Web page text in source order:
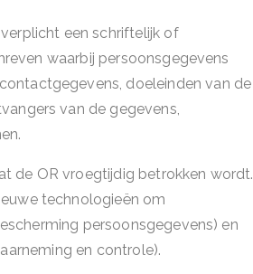
een schriftelijk of
waarbij persoonsgegevens
doeleinden van de
van de gegevens,
de OR vroegtijdig betrokken wordt.
technologieën om
persoonsgegevens) en
en controle).